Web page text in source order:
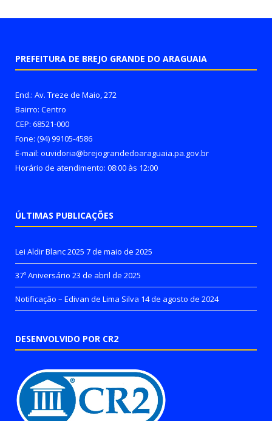
PREFEITURA DE BREJO GRANDE DO ARAGUAIA
End.: Av. Treze de Maio, 272
Bairro: Centro
CEP: 68521-000
Fone: (94) 99105-4586
E-mail: ouvidoria@brejograndedoaraguaia.pa.gov.br
Horário de atendimento: 08:00 às 12:00
ÚLTIMAS PUBLICAÇÕES
Lei Aldir Blanc 2025 7 de maio de 2025
37º Aniversário 23 de abril de 2025
Notificação – Edivan de Lima Silva 14 de agosto de 2024
DESENVOLVIDO POR CR2